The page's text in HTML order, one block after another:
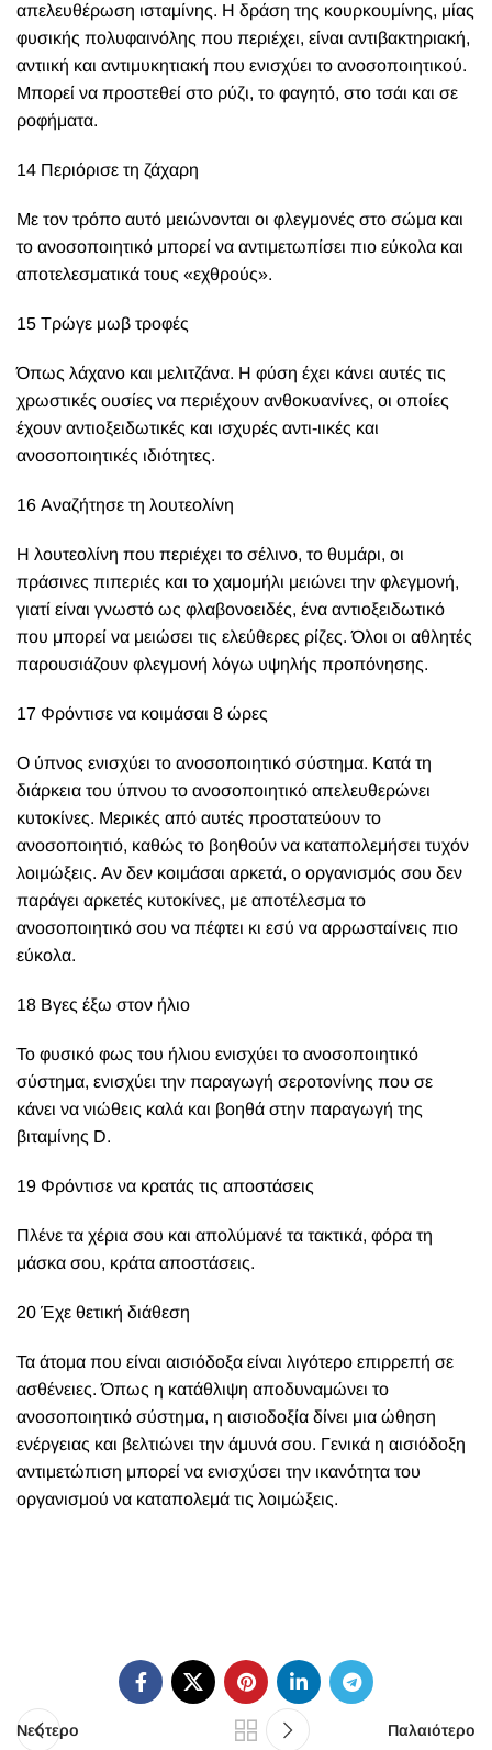
απελευθέρωση ισταμίνης. Η δράση της κουρκουμίνης, μίας
φυσικής πολυφαινόλης που περιέχει, είναι αντιβακτηριακή,
αντιική και αντιμυκητιακή που ενισχύει το ανοσοποιητικού.
Μπορεί να προστεθεί στο ρύζι, το φαγητό, στο τσάι και σε
ροφήματα.
14 Περιόρισε τη ζάχαρη
Με τον τρόπο αυτό μειώνονται οι φλεγμονές στο σώμα και
το ανοσοποιητικό μπορεί να αντιμετωπίσει πιο εύκολα και
αποτελεσματικά τους «εχθρούς».
15 Τρώγε μωβ τροφές
Όπως λάχανο και μελιτζάνα. Η φύση έχει κάνει αυτές τις
χρωστικές ουσίες να περιέχουν ανθοκυανίνες, οι οποίες
έχουν αντιοξειδωτικές και ισχυρές αντι-ιικές και
ανοσοποιητικές ιδιότητες.
16 Αναζήτησε τη λουτεολίνη
Η λουτεολίνη που περιέχει το σέλινο, το θυμάρι, οι
πράσινες πιπεριές και το χαμομήλι μειώνει την φλεγμονή,
γιατί είναι γνωστό ως φλαβονοειδές, ένα αντιοξειδωτικό
που μπορεί να μειώσει τις ελεύθερες ρίζες. Όλοι οι αθλητές
παρουσιάζουν φλεγμονή λόγω υψηλής προπόνησης.
17 Φρόντισε να κοιμάσαι 8 ώρες
Ο ύπνος ενισχύει το ανοσοποιητικό σύστημα. Κατά τη
διάρκεια του ύπνου το ανοσοποιητικό απελευθερώνει
κυτοκίνες. Μερικές από αυτές προστατεύουν το
ανοσοποιητιό, καθώς το βοηθούν να καταπολεμήσει τυχόν
λοιμώξεις. Αν δεν κοιμάσαι αρκετά, ο οργανισμός σου δεν
παράγει αρκετές κυτοκίνες, με αποτέλεσμα το
ανοσοποιητικό σου να πέφτει κι εσύ να αρρωσταίνεις πιο
εύκολα.
18 Βγες έξω στον ήλιο
Το φυσικό φως του ήλιου ενισχύει το ανοσοποιητικό
σύστημα, ενισχύει την παραγωγή σεροτονίνης που σε
κάνει να νιώθεις καλά και βοηθά στην παραγωγή της
βιταμίνης D.
19 Φρόντισε να κρατάς τις αποστάσεις
Πλένε τα χέρια σου και απολύμανέ τα τακτικά, φόρα τη
μάσκα σου, κράτα αποστάσεις.
20 Έχε θετική διάθεση
Τα άτομα που είναι αισιόδοξα είναι λιγότερο επιρρεπή σε
ασθένειες. Όπως η κατάθλιψη αποδυναμώνει το
ανοσοποιητικό σύστημα, η αισιοδοξία δίνει μια ώθηση
ενέργειας και βελτιώνει την άμυνά σου. Γενικά η αισιόδοξη
αντιμετώπιση μπορεί να ενισχύσει την ικανότητα του
οργανισμού να καταπολεμά τις λοιμώξεις.
Νεότερο Παλαιότερο